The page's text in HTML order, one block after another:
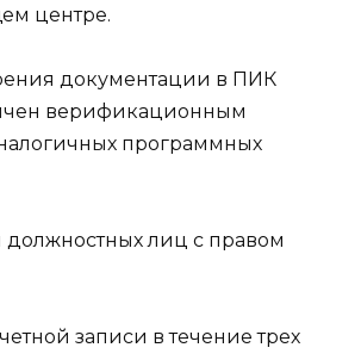
центре.
документации в ПИК
верификационным
программных
должностных лиц с правом
записи в течение трех